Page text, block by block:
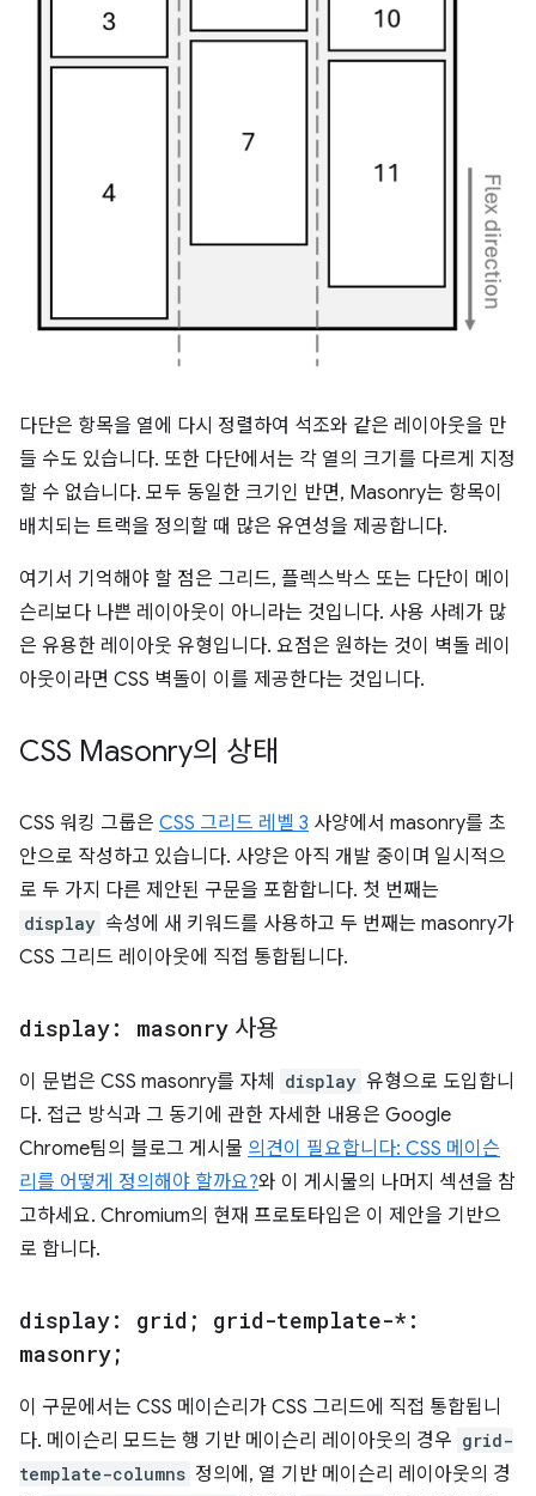
다단은 항목을 열에 다시 정렬하여 석조와 같은 레이아웃을 만
들 수도 있습니다. 또한 다단에서는 각 열의 크기를 다르게 지정
할 수 없습니다. 모두 동일한 크기인 반면, Masonry는 항목이
배치되는 트랙을 정의할 때 많은 유연성을 제공합니다.
여기서 기억해야 할 점은 그리드, 플렉스박스 또는 다단이 메이
슨리보다 나쁜 레이아웃이 아니라는 것입니다. 사용 사례가 많
은 유용한 레이아웃 유형입니다. 요점은 원하는 것이 벽돌 레이
아웃이라면 CSS 벽돌이 이를 제공한다는 것입니다.
CSS Masonry의 상태
CSS 워킹 그룹은 CSS 그리드 레벨 3 사양에서 masonry를 초
안으로 작성하고 있습니다. 사양은 아직 개발 중이며 일시적으
로 두 가지 다른 제안된 구문을 포함합니다. 첫 번째는
display 속성에 새 키워드를 사용하고 두 번째는 masonry가
CSS 그리드 레이아웃에 직접 통합됩니다.
display: masonry 사용
이 문법은 CSS masonry를 자체 display 유형으로 도입합니
다. 접근 방식과 그 동기에 관한 자세한 내용은 Google
Chrome팀의 블로그 게시물 의견이 필요합니다: CSS 메이슨
리를 어떻게 정의해야 할까요?와 이 게시물의 나머지 섹션을 참
고하세요. Chromium의 현재 프로토타입은 이 제안을 기반으
로 합니다.
display: grid; grid-template-*:
masonry;
이 구문에서는 CSS 메이슨리가 CSS 그리드에 직접 통합됩니
다. 메이슨리 모드는 행 기반 메이슨리 레이아웃의 경우 grid-
template-columns 정의에, 열 기반 메이슨리 레이아웃의 경